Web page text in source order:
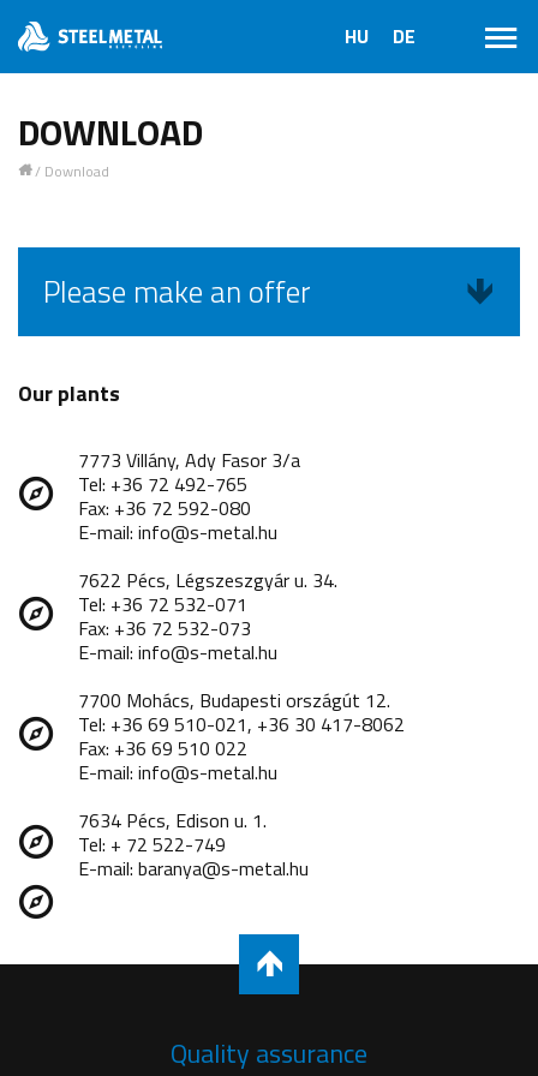
DOWNLOAD
1/ Download
Please make an offer
Our plants
7773 Villány, Ady Fasor 3/a
Tel: +36 72 492-765
Fax: +36 72 592-080
E-mail: info@s-metal.hu
7622 Pécs, Légszeszgyár u. 34.
Tel: +36 72 532-071
Fax: +36 72 532-073
E-mail: info@s-metal.hu
7700 Mohács, Budapesti országút 12.
Tel: +36 69 510-021, +36 30 417-8062
Fax: +36 69 510 022
E-mail: info@s-metal.hu
7634 Pécs, Edison u. 1.
Tel: + 72 522-749
E-mail: baranya@s-metal.hu
Quality assurance